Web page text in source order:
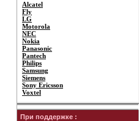
Alcatel
Fly
LG
Motorola
NEC
Nokia
Panasonic
Pantech
Philips
Samsung
Siemens
Sony Ericsson
Voxtel
При поддержке :